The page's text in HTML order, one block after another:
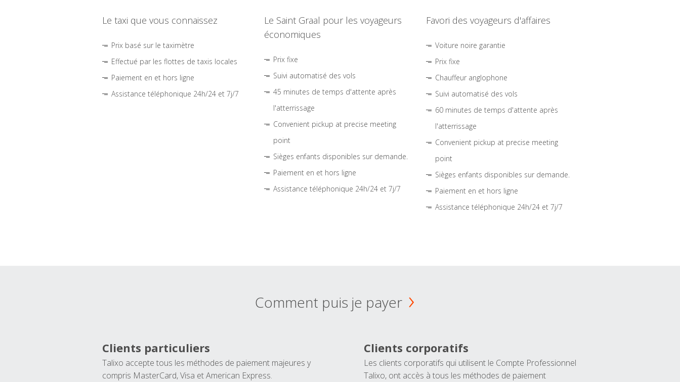
Le taxi que vous connaissez
Prix basé sur le taximètre
Effectué par les flottes de taxis locales
Paiement en et hors ligne
Assistance téléphonique 24h/24 et 7j/7
Le Saint Graal pour les voyageurs
économiques
Prix fixe
Suivi automatisé des vols
45 minutes de temps d'attente après
l'atterrissage
Convenient pickup at precise meeting
point
Sièges enfants disponibles sur demande.
Paiement en et hors ligne
Assistance téléphonique 24h/24 et 7j/7
Favori des voyageurs d'affaires
Voiture noire garantie
Prix fixe
Chauffeur anglophone
Suivi automatisé des vols
60 minutes de temps d'attente après
l'atterrissage
Convenient pickup at precise meeting
point
Sièges enfants disponibles sur demande.
Paiement en et hors ligne
Assistance téléphonique 24h/24 et 7j/7
Comment puis je payer
Clients particuliers
Talixo accepte tous les méthodes de paiement majeures y
compris MasterCard, Visa et American Express.
Clients corporatifs
Les clients corporatifs qui utilisent le Compte Professionnel
Talixo, ont accès à tous les méthodes de paiement